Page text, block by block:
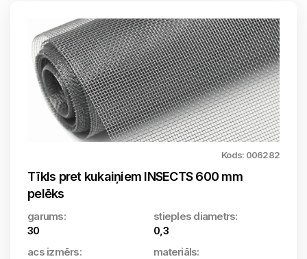
Kods: 006282
Tīkls pret kukaiņiem INSECTS 600 mm
pelēks
garums:
30
stieples diametrs:
0,3
acs izmērs:
materiāls: